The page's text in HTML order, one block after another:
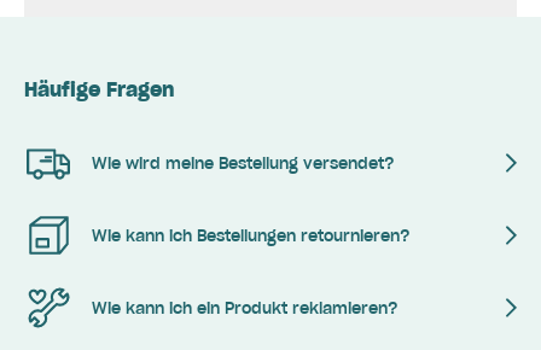
Häufige Fragen
Wie wird meine Bestellung versendet?
Wie kann ich Bestellungen retournieren?
Wie kann ich ein Produkt reklamieren?